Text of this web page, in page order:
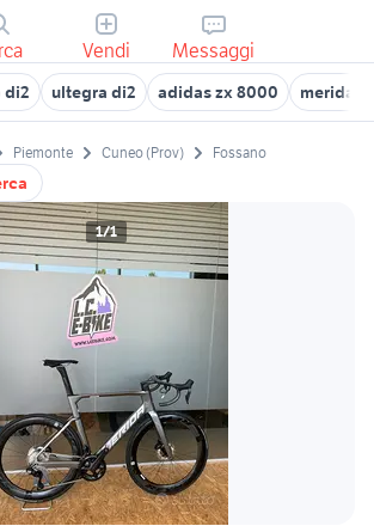
Vendi Messaggi
di2 ultegra di2 adidas zx 8000 merida
Piemonte Cuneo (Prov) Fossano
1/1